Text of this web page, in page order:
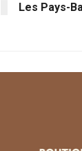
Les Pays-